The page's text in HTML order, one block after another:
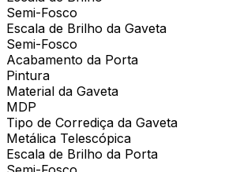
Semi-Fosco
Escala de Brilho da Gaveta
Semi-Fosco
Acabamento da Porta
Pintura
Material da Gaveta
MDP
Tipo de Corrediça da Gaveta
Metálica Telescópica
Escala de Brilho da Porta